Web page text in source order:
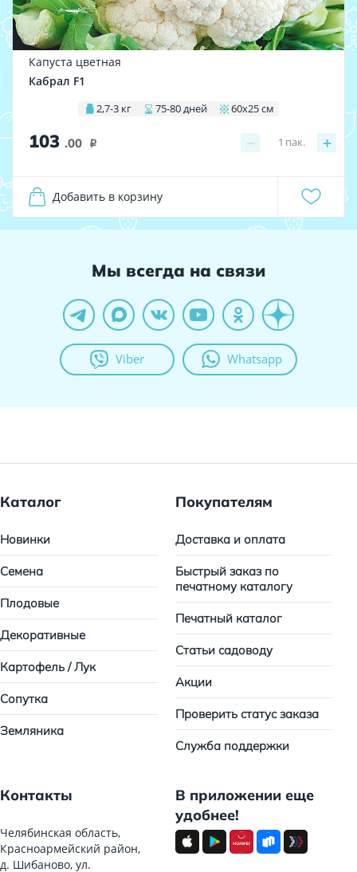
Капуста цветная
Кабрал F1
2,7-3 кг 75-80 дней 60х25 см
103 .00 i − +
1 пак.
Добавить в корзину
Мы всегда на связи
Viber Whatsapp
Каталог
Новинки
Семена
Плодовые
Декоративные
Картофель / Лук
Сопутка
Земляника
Покупателям
Доставка и оплата
Быстрый заказ по
печатному каталогу
Печатный каталог
Статьи садоводу
Акции
Проверить статус заказа
Служба поддержки
Контакты
Челябинская область,
Красноармейский район,
д. Шибаново, ул.
В приложении еще
удобнее!